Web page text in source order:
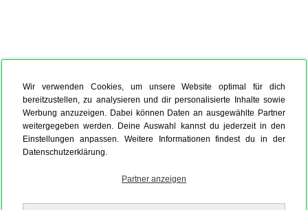
Wir verwenden Cookies, um unsere Website optimal für dich
bereitzustellen, zu analysieren und dir personalisierte Inhalte sowie
Werbung anzuzeigen. Dabei können Daten an ausgewählte Partner
weitergegeben werden. Deine Auswahl kannst du jederzeit in den
Einstellungen anpassen. Weitere Informationen findest du in der
Datenschutzerklärung.
Partner anzeigen